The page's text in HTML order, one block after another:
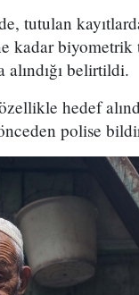
tutulan
kadar
alındığı belirtildi.
hedef
polise